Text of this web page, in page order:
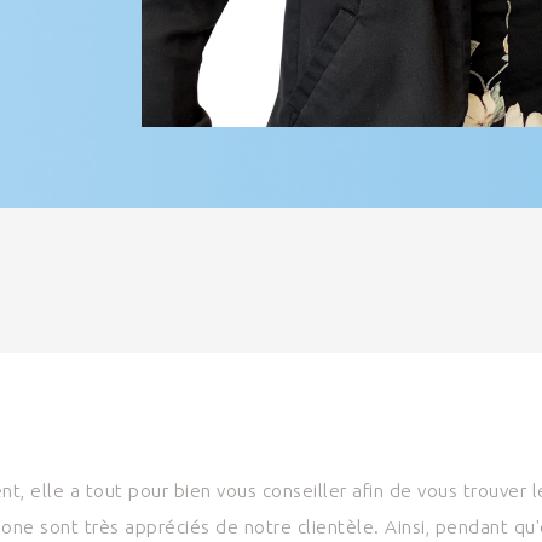
elle a tout pour bien vous conseiller afin de vous trouver
sont très appréciés de notre clientèle. Ainsi, pendant